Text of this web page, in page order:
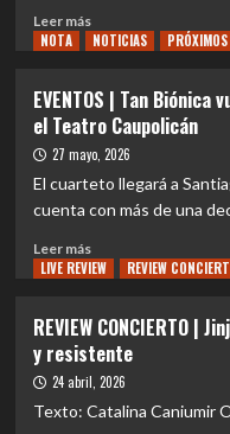
Chile
Leer másLeer
más
|
AIRBAG
EN
CHILE:
ABREN
NUEVA
FUNCIÓN
EN
CAUPOLICÁN
LUEGO
DE
SU
NOTA NOTICIAS
EVENTOS | Tan Biónica
el Teatro Caupolicán
27 mayo, 2026
El cuarteto llegará a
cuenta con más de una
Leer másLeer
más
|
Tan
Biónica
vuelve
LIVE REVIEW REVIEW
REVIEW CONCIERTO |
y resistente
24 abril, 2026
Texto: Catalina Caniumir